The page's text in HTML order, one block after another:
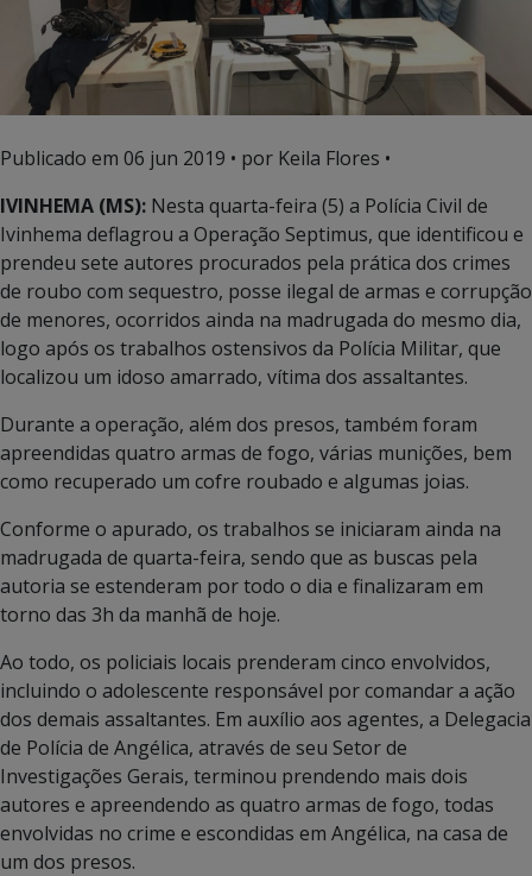
Publicado em 06 jun 2019 • por Keila Flores •
IVINHEMA (MS): Nesta quarta-feira (5) a Polícia Civil de
Ivinhema deflagrou a Operação Septimus, que identificou e
prendeu sete autores procurados pela prática dos crimes
de roubo com sequestro, posse ilegal de armas e corrupção
de menores, ocorridos ainda na madrugada do mesmo dia,
logo após os trabalhos ostensivos da Polícia Militar, que
localizou um idoso amarrado, vítima dos assaltantes.
Durante a operação, além dos presos, também foram
apreendidas quatro armas de fogo, várias munições, bem
como recuperado um cofre roubado e algumas joias.
Conforme o apurado, os trabalhos se iniciaram ainda na
madrugada de quarta-feira, sendo que as buscas pela
autoria se estenderam por todo o dia e finalizaram em
torno das 3h da manhã de hoje.
Ao todo, os policiais locais prenderam cinco envolvidos,
incluindo o adolescente responsável por comandar a ação
dos demais assaltantes. Em auxílio aos agentes, a Delegacia
de Polícia de Angélica, através de seu Setor de
Investigações Gerais, terminou prendendo mais dois
autores e apreendendo as quatro armas de fogo, todas
envolvidas no crime e escondidas em Angélica, na casa de
um dos presos.